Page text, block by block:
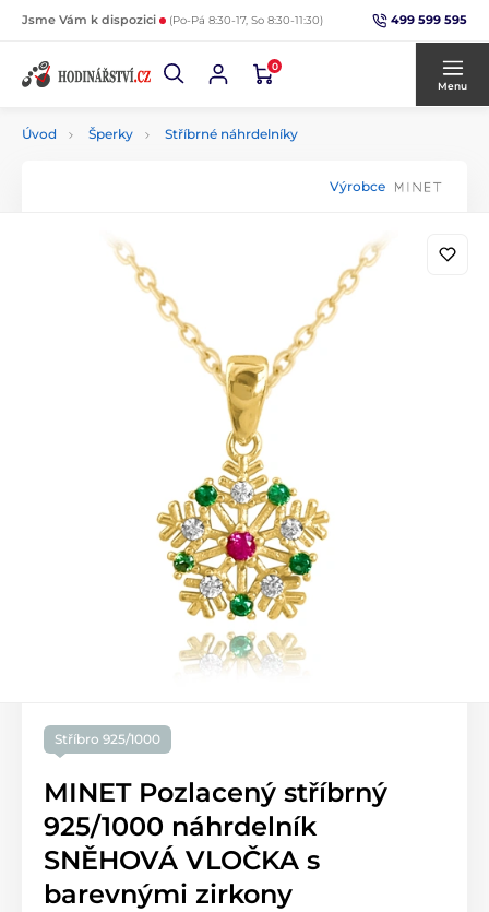
Jsme Vám k dispozici (Po-Pá 8:30-17, So 8:30-11:30) 499 599 595
0
Menu
Úvod Šperky Stříbrné náhrdelníky
Výrobce
Stříbro 925/1000
MINET Pozlacený stříbrný
925/1000 náhrdelník
SNĚHOVÁ VLOČKA s
barevnými zirkony